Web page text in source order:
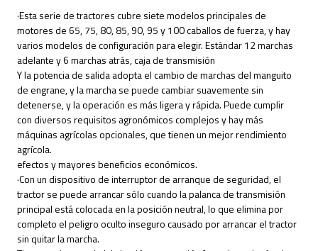
·Esta serie de tractores cubre siete modelos principales de
motores de 65, 75, 80, 85, 90, 95 y 100 caballos de fuerza, y hay
varios modelos de configuración para elegir. Estándar 12 marchas
adelante y 6 marchas atrás, caja de transmisión
Y la potencia de salida adopta el cambio de marchas del manguito
de engrane, y la marcha se puede cambiar suavemente sin
detenerse, y la operación es más ligera y rápida. Puede cumplir
con diversos requisitos agronómicos complejos y hay más
máquinas agrícolas opcionales, que tienen un mejor rendimiento
agrícola.
efectos y mayores beneficios económicos.
·Con un dispositivo de interruptor de arranque de seguridad, el
tractor se puede arrancar sólo cuando la palanca de transmisión
principal está colocada en la posición neutral, lo que elimina por
completo el peligro oculto inseguro causado por arrancar el tractor
sin quitar la marcha.